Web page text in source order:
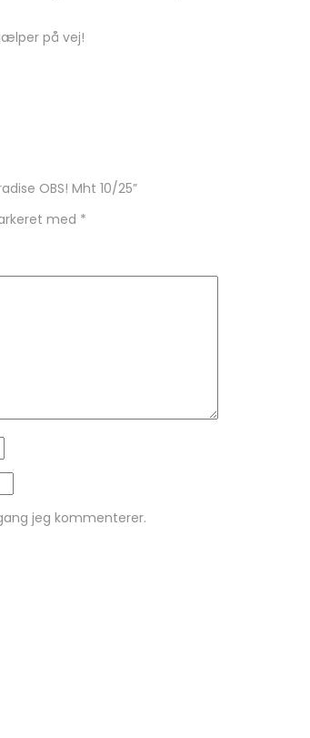
på vej!
OBS! Mht 10/25”
med *
jeg kommenterer.